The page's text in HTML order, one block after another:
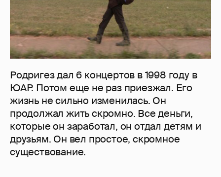
Родригез дал 6 концертов в 1998 году в
ЮАР. Потом еще не раз приезжал. Его
жизнь не сильно изменилась. Он
продолжал жить скромно. Все деньги,
которые он заработал, он отдал детям и
друзьям. Он вел простое, скромное
существование.